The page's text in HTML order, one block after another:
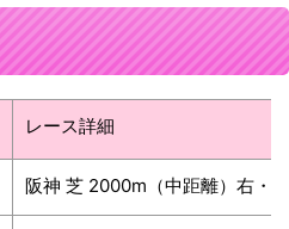
レース詳細
阪神 芝 2000m（中距離）右・